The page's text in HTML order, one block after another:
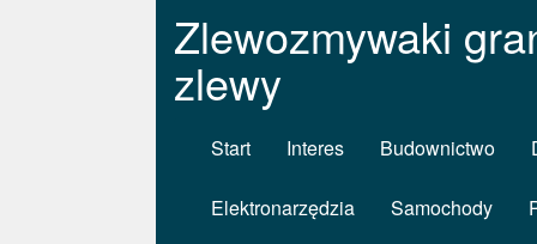
Zlewozmywaki
zlewy
Start Interes Budownictwo
Elektronarzędzia Samochody